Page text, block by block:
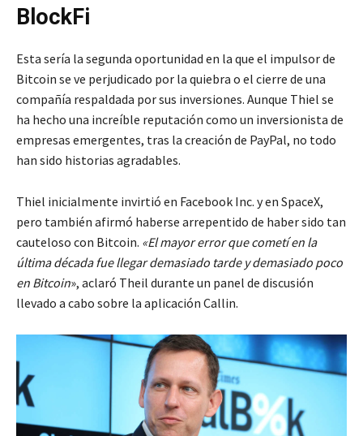
BlockFi
Esta sería la segunda oportunidad en la que el impulsor de
Bitcoin se ve perjudicado por la quiebra o el cierre de una
compañía respaldada por sus inversiones. Aunque Thiel se
ha hecho una increíble reputación como un inversionista de
empresas emergentes, tras la creación de PayPal, no todo
han sido historias agradables.
Thiel inicialmente invirtió en Facebook Inc. y en SpaceX,
pero también afirmó haberse arrepentido de haber sido tan
cauteloso con Bitcoin. «El mayor error que cometí en la
última década fue llegar demasiado tarde y demasiado poco
en Bitcoin», aclaró Theil durante un panel de discusión
llevado a cabo sobre la aplicación Callin.